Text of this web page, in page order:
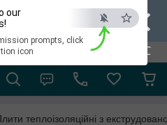
×
ESC
our
prompts, click
icon
теплоізоляційні з